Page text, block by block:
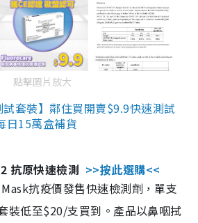
點擊圖片放大
套裝】鄰住買開賣$9.9快速測試
日15萬盒補貨
抗原快速檢測 >>按此選購<<
抗疫價發售快速檢測劑，單支
裝低至$20/支買到。產品以鼻咽拭